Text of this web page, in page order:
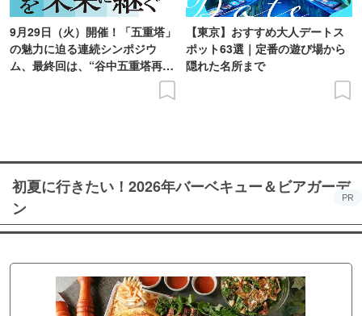
9月29日（火）開催！「五重塔」
の魅力に迫る連続シンポジウ
ム、最終回は、“谷中五重塔再建
【東京】おすすめ大人デートス
ポット63選｜定番の遊び場から
隠れた名所まで
初夏に行きたい！2026年バーベキュー＆ビアガーデ
ン
PR